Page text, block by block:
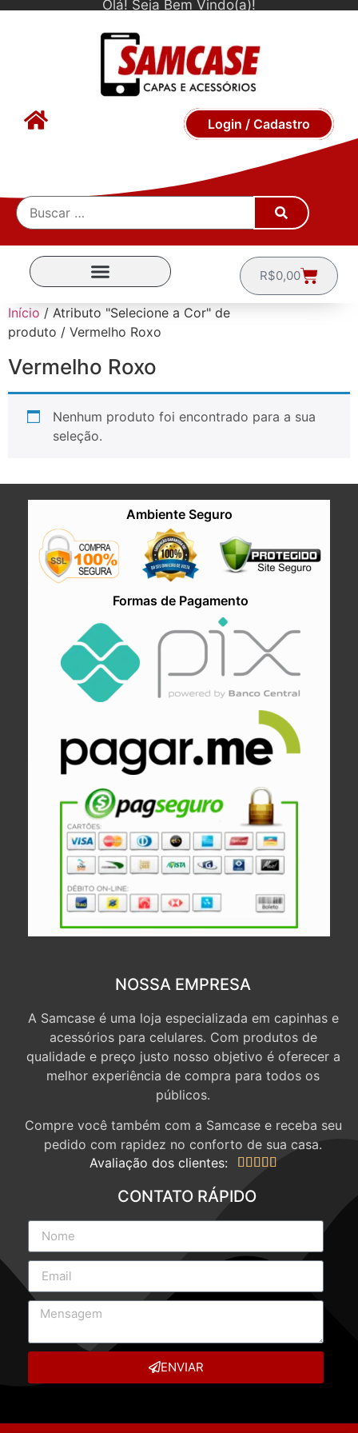
Olá! Seja Bem Vindo(a)!
Login / Cadastro
R$0,00
Início / Atributo "Selecione a Cor" de
produto / Vermelho Roxo
Vermelho Roxo
Nenhum produto foi encontrado para a sua
seleção.
Ambiente Seguro
Formas de Pagamento
NOSSA EMPRESA
A Samcase é uma loja especializada em capinhas e
acessórios para celulares. Com produtos de
qualidade e preço justo nosso objetivo é oferecer a
melhor experiência de compra para todos os
públicos.
Compre você também com a Samcase e receba seu
pedido com rapidez no conforto de sua casa.
Avaliação dos clientes:
    
CONTATO RÁPIDO
ENVIAR